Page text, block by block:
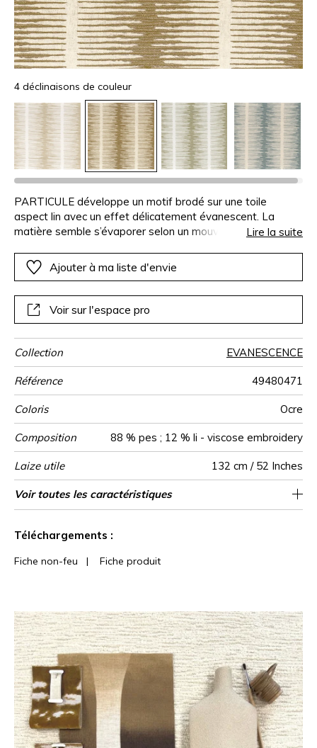
4 déclinaisons de couleur
PARTICULE développe un motif brodé sur une toile
aspect lin avec un effet délicatement évanescent. La
matière semble s’évaporer selon un mouvement
raffiné, accompagne ce dessin avec beaucoup de légèreté.
Les couleurs ont été choisies dans une harmonie vraiment
est idéal pour la conception de stores bateaux.
Lire la suite
Ajouter à ma liste d'envie
Voir sur l'espace pro
Collection EVANESCENCE
Référence 49480471
Coloris Ocre
Composition 88 % pes ; 12 % li - viscose embroidery
Laize utile 132 cm / 52 Inches
Rétrécissement <2%
Raccord Raccord droit
Sens De large
Poids g/m² 400
Performance
Accoustique
aw - 0.15
Usage
Entretien
Pays d'origine Inde
Rapport
Horizontal
33 cm / 13 Inches
Rapport
Vertical
24 cm / 9 Inches
Voir toutes les caractéristiques
Téléchargements :
Fiche non-feu | Fiche produit